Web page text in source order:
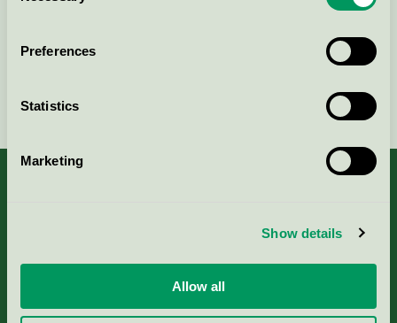
Preferences
Statistics
Marketing
Show details
Allow all